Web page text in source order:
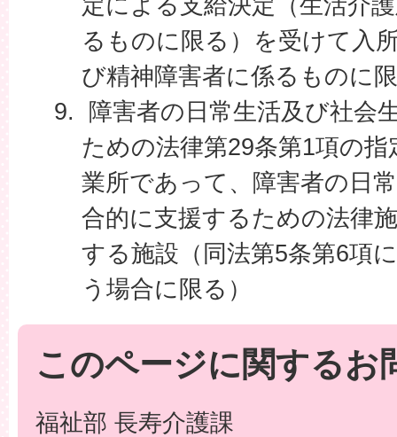
るものに限る）を受けて入
び精神障害者に係るものに
障害者の日常生活及び社会
ための法律第29条第1項の
業所であって、障害者の日
合的に支援するための法律
する施設（同法第5条第6項
う場合に限る）
このページに関するお
福祉部 長寿介護課